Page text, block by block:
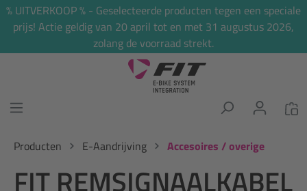
% UITVERKOOP % - Geselecteerde producten tegen een speciale
prijs! Actie geldig van 20 april tot en met 31 augustus 2026,
zolang de voorraad strekt.
Producten E-Aandrijving Accesoires / overige
FIT REMSIGNAALKABEL